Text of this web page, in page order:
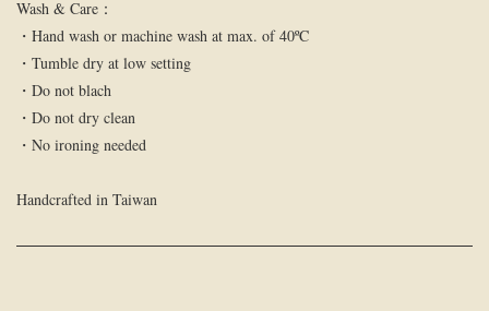
Wash & Care：
・Hand wash or machine wash at max. of 40ºC
・Tumble dry at low setting
・Do not blach
・Do not dry clean
・No ironing needed
Handcrafted in Taiwan